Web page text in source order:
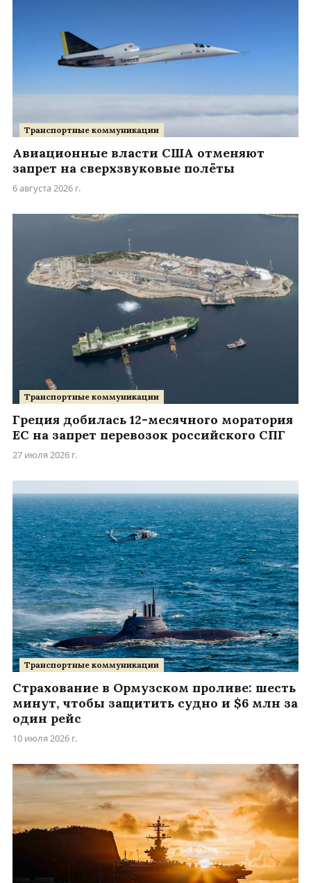
Транспортные коммуникации
Авиационные власти США отменяют
запрет на сверхзвуковые полёты
6 августа 2026 г.
Транспортные коммуникации
Греция добилась 12-месячного моратория
ЕС на запрет перевозок российского СПГ
27 июля 2026 г.
Транспортные коммуникации
Страхование в Ормузском проливе: шесть
минут, чтобы защитить судно и $6 млн за
один рейс
10 июля 2026 г.